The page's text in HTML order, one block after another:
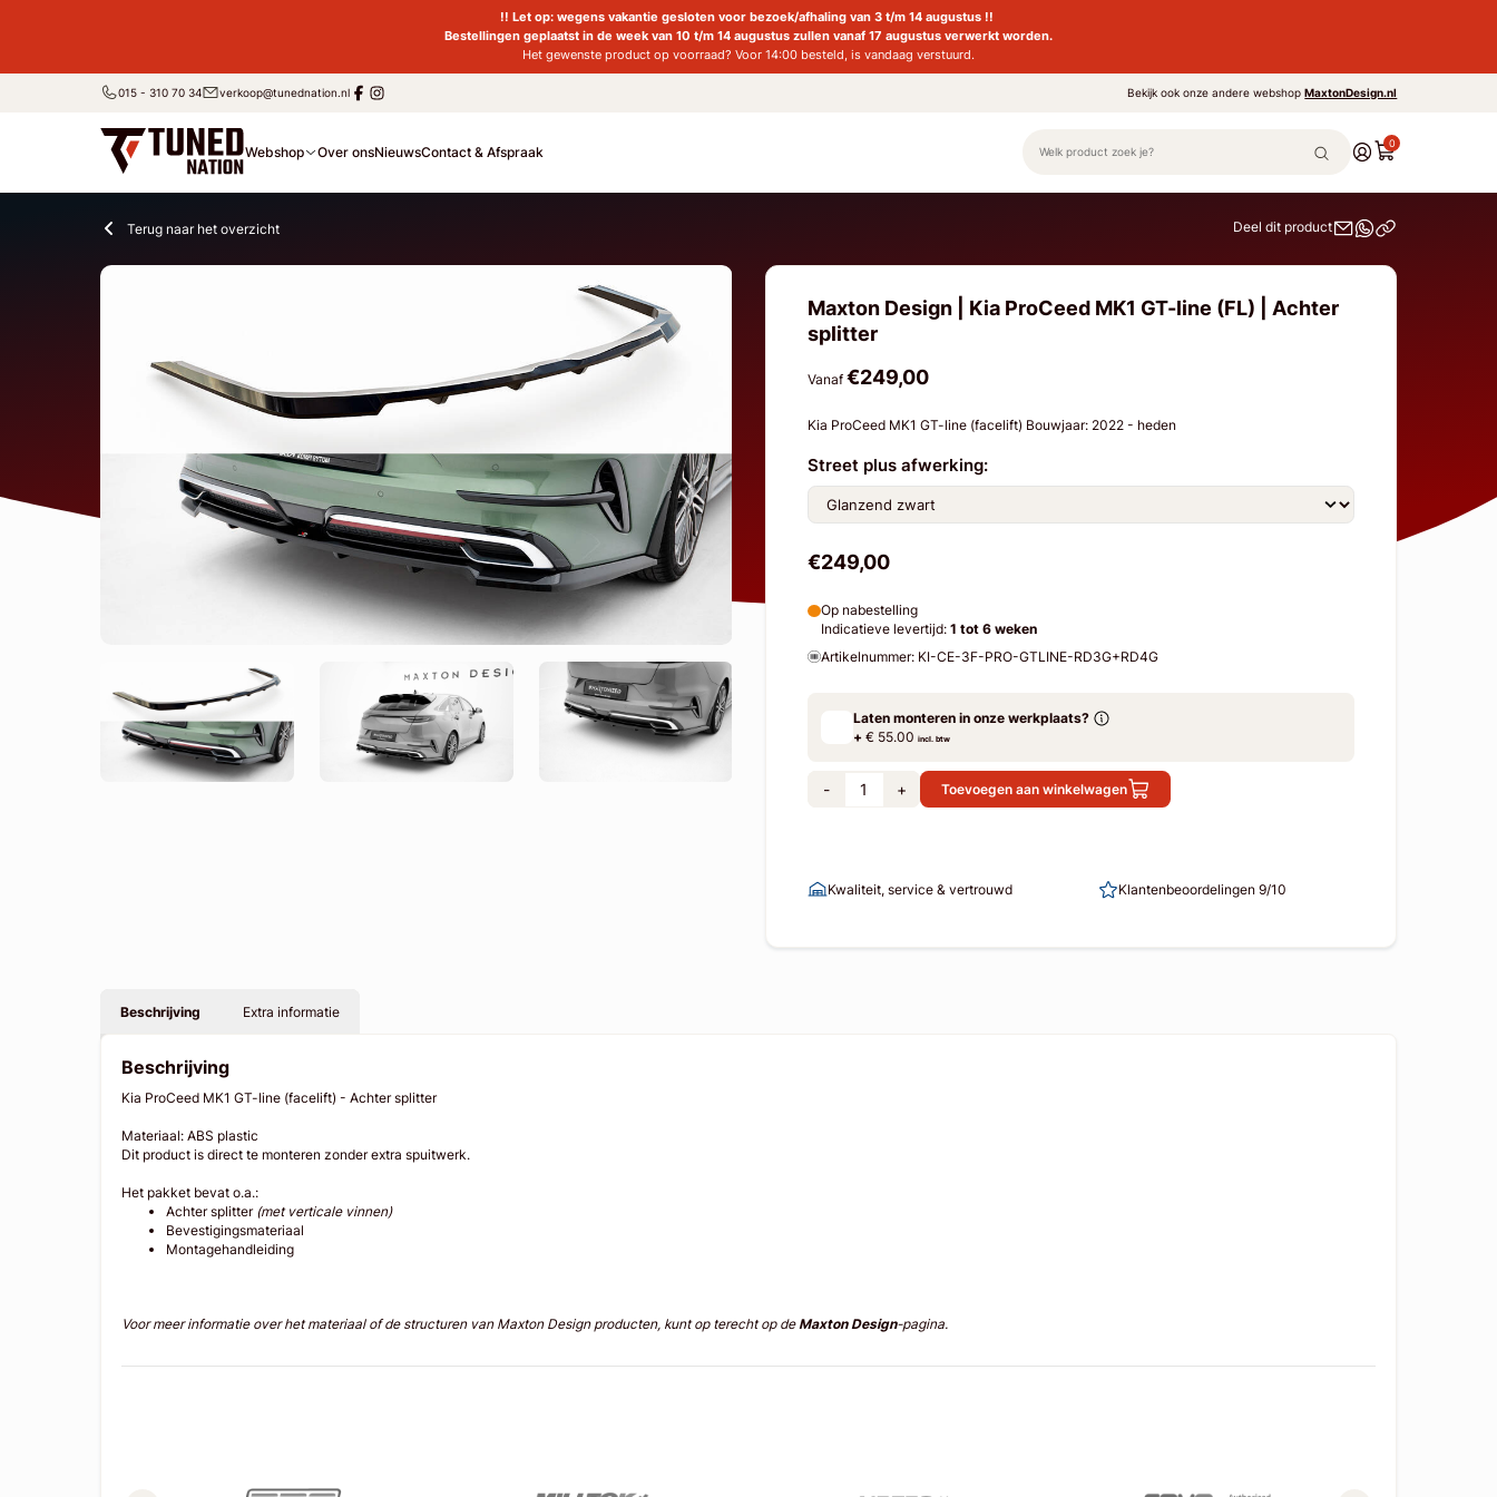
!! Let op: wegens vakantie gesloten voor bezoek/afhaling van 3 t/m 14 augustus !!
Bestellingen geplaatst in de week van 10 t/m 14 augustus zullen vanaf 17 augustus verwerkt worden.
Het gewenste product op voorraad? Voor 14:00 besteld, is vandaag verstuurd.
015 - 310 70 34 verkoop@tunednation.nl Bekijk ook onze andere webshopMaxtonDesign.nl
Webshop Over onsNieuwsContact & Afspraak
0
Terug naar het overzicht Deel dit product
Maxton Design | Kia ProCeed MK1 GT-line (FL) | Achter
splitter
Vanaf €249,00
Kia ProCeed MK1 GT-line (facelift) Bouwjaar: 2022 - heden
Street plus afwerking:
€249,00
Op nabestelling
Indicatieve levertijd: 1 tot 6 weken
Artikelnummer: KI-CE-3F-PRO-GTLINE-RD3G+RD4G
Laten monteren in onze werkplaats?
+€ 55.00 incl. btw
- + Toevoegen aan winkelwagen
Kwaliteit, service & vertrouwd Klantenbeoordelingen 9/10
Beschrijving Extra informatie
Beschrijving
Kia ProCeed MK1 GT-line (facelift) - Achter splitter
Materiaal: ABS plastic
Dit product is direct te monteren zonder extra spuitwerk.
Het pakket bevat o.a.:
Achter splitter (met verticale vinnen)
Bevestigingsmateriaal
Montagehandleiding
Voor meer informatie over het materiaal of de structuren van Maxton Design producten, kunt op terecht op deMaxton Design-pagina.